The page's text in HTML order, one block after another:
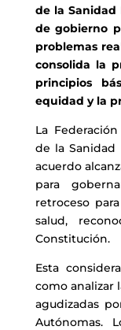
de la Sanidad
de gobierno
problemas
consolida la
principios
equidad y la
La
de la Sanidad
acuerdo
para
retroceso
salud,
Constitución.
Esta
como analizar
agudizadas
Autónomas.